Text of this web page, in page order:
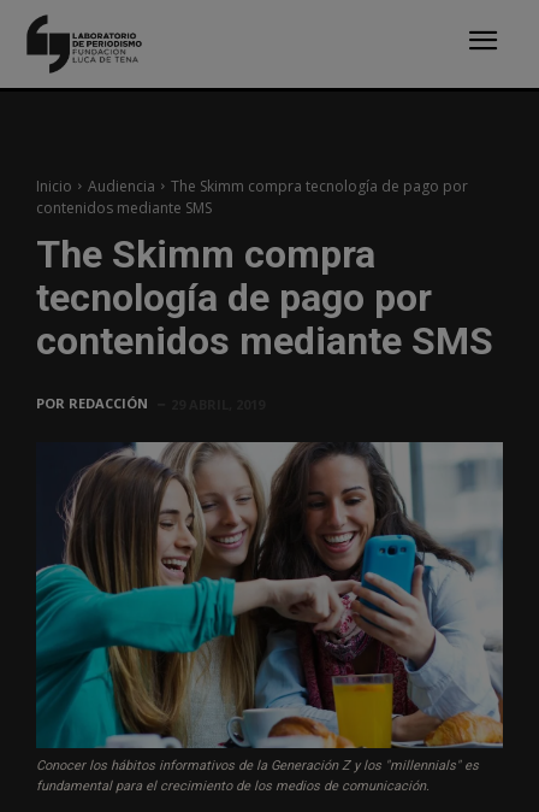
Inicio Audiencia
The Skimm compra tecnología de pago por
contenidos mediante SMS
The Skimm compra
tecnología de pago por
contenidos mediante SMS
POR REDACCIÓN
Conocer los hábitos informativos de la Generación Z y los "millennials" es
fundamental para el crecimiento de los medios de comunicación.